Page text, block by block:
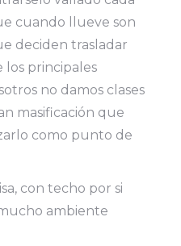
cuando llueve son
deciden trasladar
los principales
no damos clases
masificación que
como punto de
con techo por si
ambiente